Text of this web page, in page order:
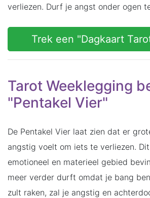
verliezen. Durf je angst onder ogen
Trek een "Dagkaart
Tarot Weeklegging
"Pentakel Vier"
De Pentakel Vier laat zien dat er
angstig voelt om iets te verliezen.
emotioneel en materieel gebied
meer verder durft omdat je bang
zult raken, zal je angstig en